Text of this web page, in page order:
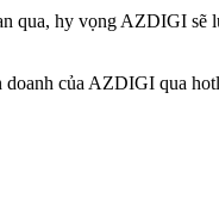
hy vọng AZDIGI sẽ
của AZDIGI qua